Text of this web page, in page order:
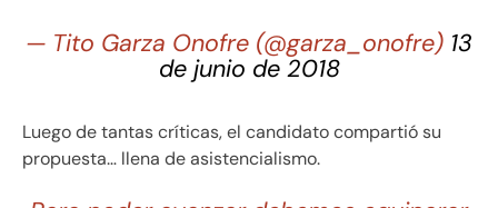
— Tito Garza Onofre (@garza_onofre) 13
de junio de 2018
Luego de tantas críticas, el candidato compartió su
propuesta… llena de asistencialismo.